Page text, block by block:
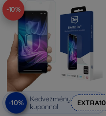
-10%
-10%
Kedvezmény
kuponnal
EXTRA10